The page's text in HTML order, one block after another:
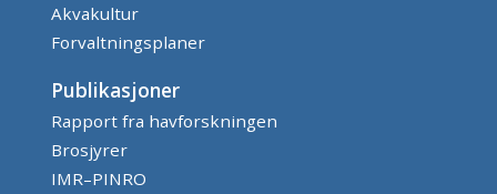
Akvakultur
Forvaltningsplaner
Publikasjoner
Rapport fra havforskningen
Brosjyrer
IMR–PINRO